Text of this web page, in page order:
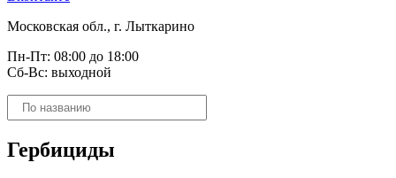
Московская обл., г. Лыткарино
Пн-Пт: 08:00 до 18:00
Сб-Вс: выходной
Поиск
товаров
Гербициды